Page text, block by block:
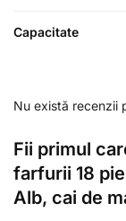
Capacitate
Nu există recenzii
Fii primul
farfurii 18
Alb, cai de